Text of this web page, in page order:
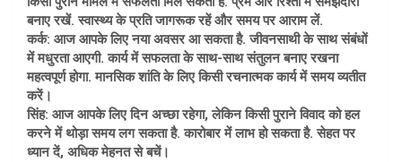
बनाए रखें. स्वास्थ्य के प्रति जागरूक रहें और समय पर आराम लें.
कर्क: आज आपके लिए नया अवसर आ सकता है. जीवनसाथी के साथ संबंधों
में मधुरता आएगी. कार्य में सफलता के साथ-साथ संतुलन बनाए रखना
महत्वपूर्ण होगा. मानसिक शांति के लिए किसी रचनात्मक कार्य में समय व्यतीत
करें।
सिंह: आज आपके लिए दिन अच्छा रहेगा, लेकिन किसी पुराने विवाद को हल
करने में थोड़ा समय लग सकता है. कारोबार में लाभ हो सकता है. सेहत पर
ध्यान दें, अधिक मेहनत से बचें।